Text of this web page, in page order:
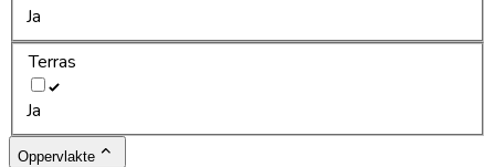
Ja
Terras
Ja
Oppervlakte